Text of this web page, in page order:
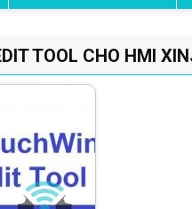
TOOL CHO HMI